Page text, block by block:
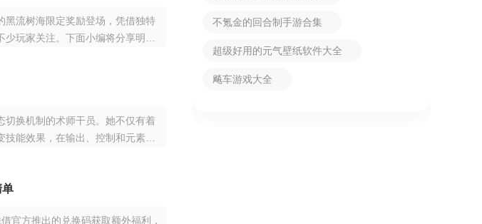
黑流树海限定奖励登场，凭借独特
玩家关注。下面小编将分享明日
切换机制的术师干员。她不仅有着
能效果，在输出、控制和元素附
单
官方推出的兑换码获取额外福利，
不氪金的回合制手游合集
超级好用的元气壁纸软件大全
飚车游戏大全